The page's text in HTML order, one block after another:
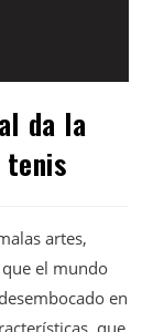
da la
artes,
el mundo
en
que